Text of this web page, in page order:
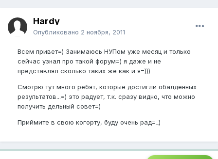
Hardy
Опубликовано 2 ноября, 2011
Всем привет=) Занимаюсь НУПом уже месяц и только
сейчас узнал про такой форум=) я даже и не
представлял сколько таких же как и я=)))
Смотрю тут много ребят, которые достигли обалденных
результатов...=) это радует, т.к. сразу видно, что можно
получить дельный совет=)
Приймите в свою когорту, буду очень рад=_)